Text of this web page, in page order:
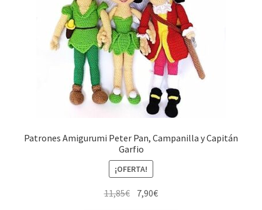
Patrones Amigurumi Peter Pan, Campanilla y Capitán
Garfio
¡OFERTA!
11,85€ El7,90€El